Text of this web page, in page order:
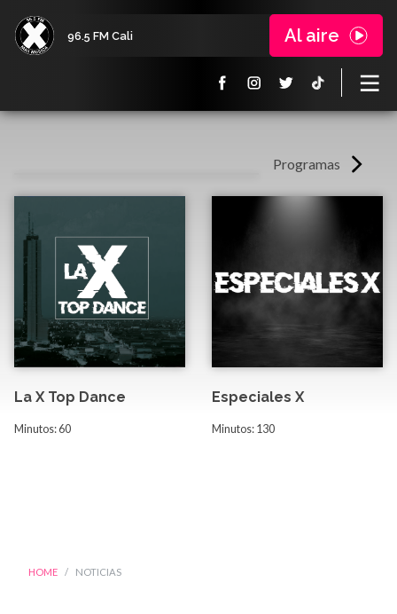
96.5 FM Cali Al aire
Programas
La X Top Dance
Minutos: 60
Especiales X
Minutos: 130
HOME NOTICIAS